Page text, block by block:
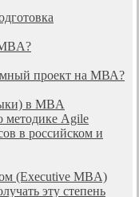
проект на МВА?
в MBA
методике Agile
в российском и
(Executive MBA)
эту степень